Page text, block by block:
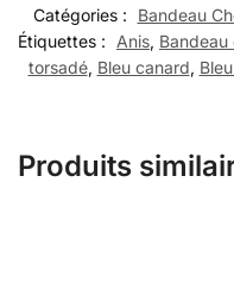
Catégories :
Bandeau
Étiquettes :
Anis,
torsadé, Bleu canard,
Produits